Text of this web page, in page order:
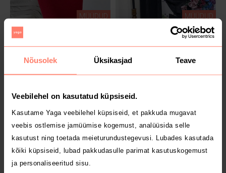
Nõusolek Üksikasjad Teave
Veebilehel on kasutatud küpsiseid.
Kasutame Yaga veebilehel küpsiseid, et pakkuda mugavat
veebis ostlemise jamüümise kogemust, analüüsida selle
kasutust ning toetada meieturundustegevusi. Lubades kasutada
kõiki küpsiseid, lubad pakkudasulle parimat kasutuskogemust
ja personaliseeritud sisu.
MÜÜDUD
5 €
Mohito
MÜÜDUD
M
MÜÜDUD
4 €
MÜÜDUD